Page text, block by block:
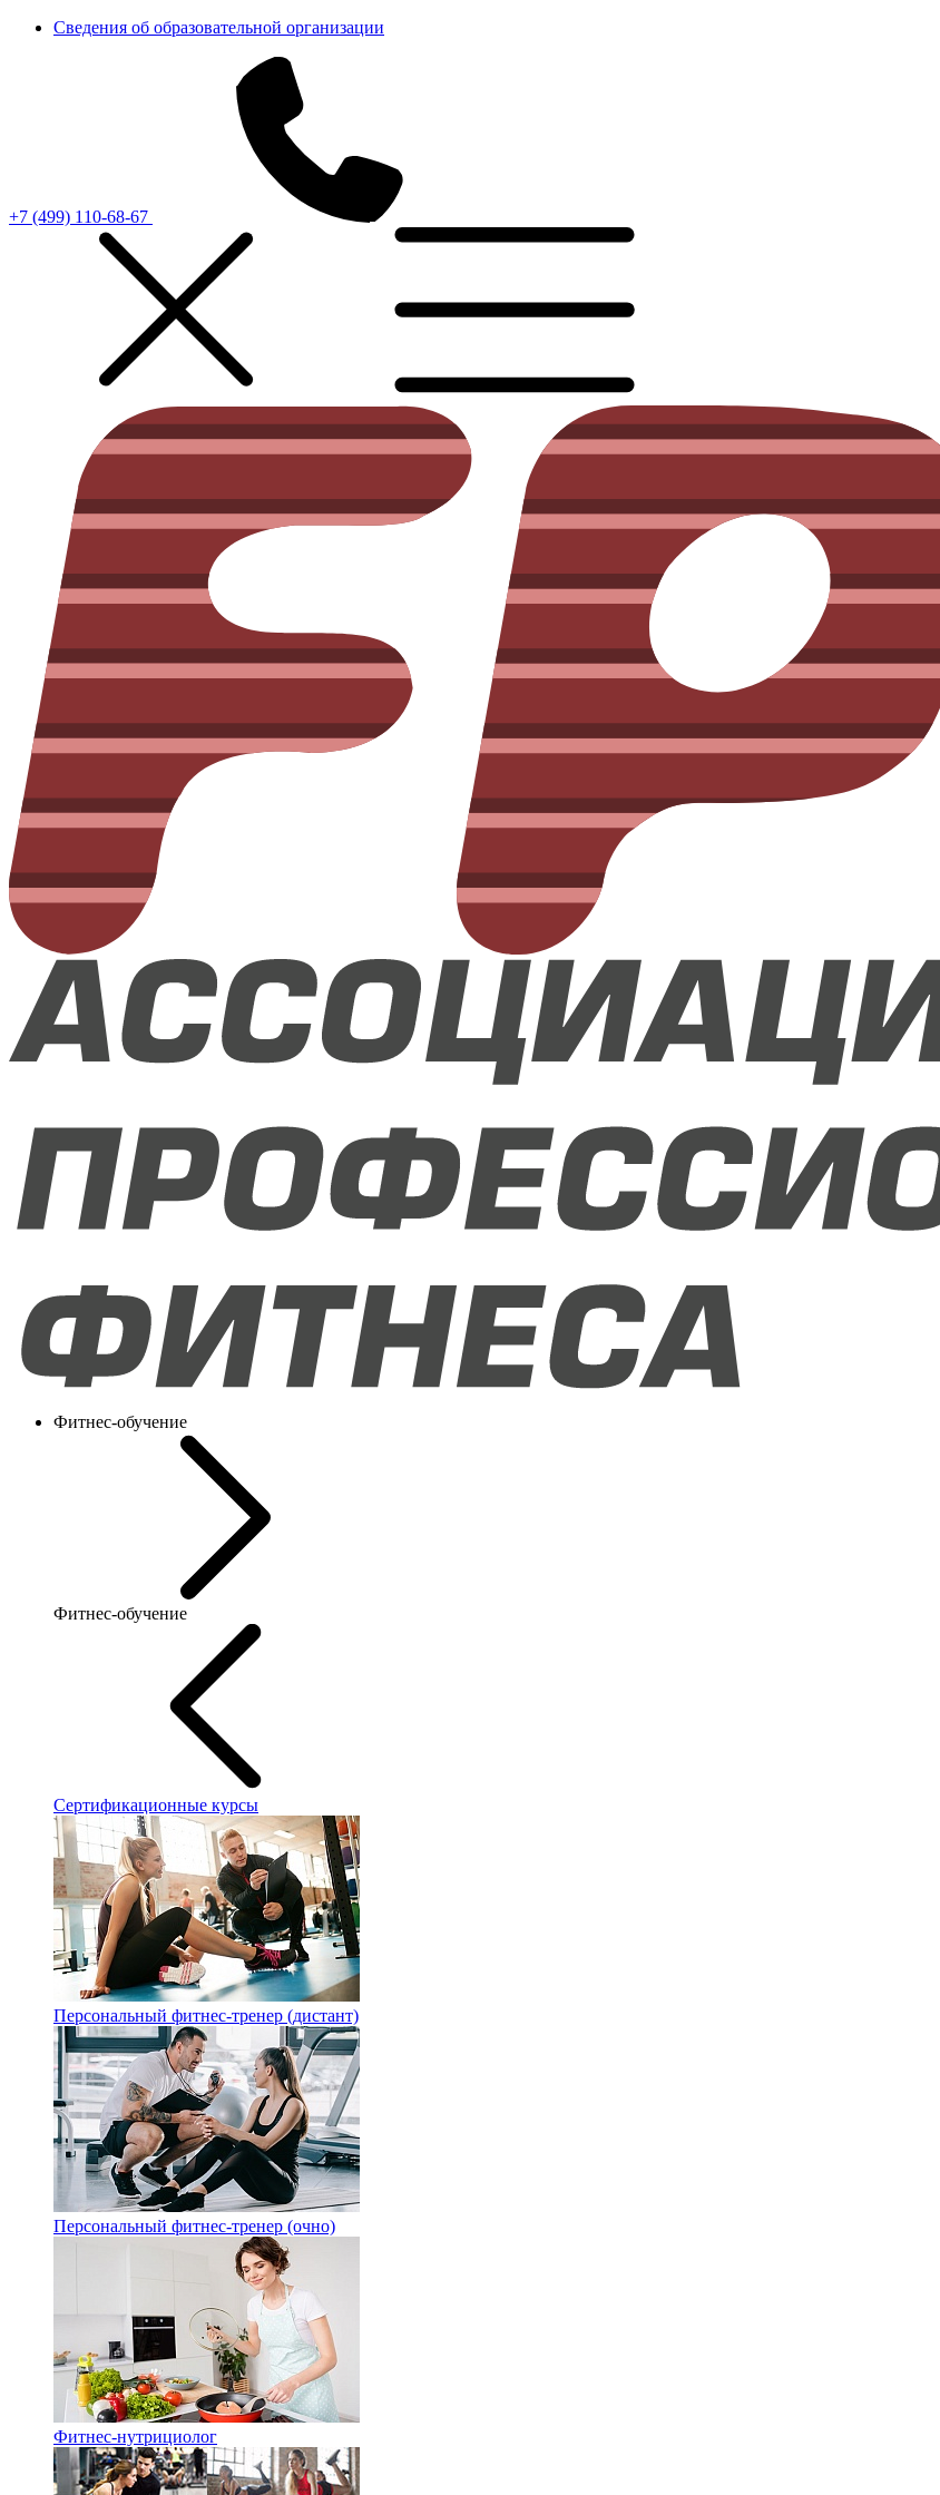
Сведения об образовательной организации
+7 (499) 110-68-67
Фитнес-обучение
Фитнес-обучение
Сертификационные курсы
Персональный фитнес-тренер (дистант)
Персональный фитнес-тренер (очно)
Фитнес-нутрициолог